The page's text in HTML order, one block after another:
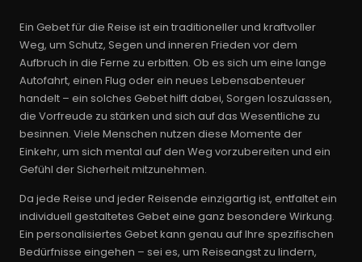
Ein Gebet für die Reise ist ein traditioneller und kraftvoller
Weg, um Schutz, Segen und inneren Frieden vor dem
Aufbruch in die Ferne zu erbitten. Ob es sich um eine lange
Autofahrt, einen Flug oder ein neues Lebensabenteuer
handelt – ein solches Gebet hilft dabei, Sorgen loszulassen,
die Vorfreude zu stärken und sich auf das Wesentliche zu
besinnen. Viele Menschen nutzen diese Momente der
Einkehr, um sich mental auf den Weg vorzubereiten und ein
Gefühl der Sicherheit mitzunehmen.
Da jede Reise und jeder Reisende einzigartig ist, entfaltet ein
individuell gestaltetes Gebet eine ganz besondere Wirkung.
Ein personalisiertes Gebet kann genau auf Ihre spezifischen
Bedürfnisse eingehen – sei es, um Reiseangst zu lindern,